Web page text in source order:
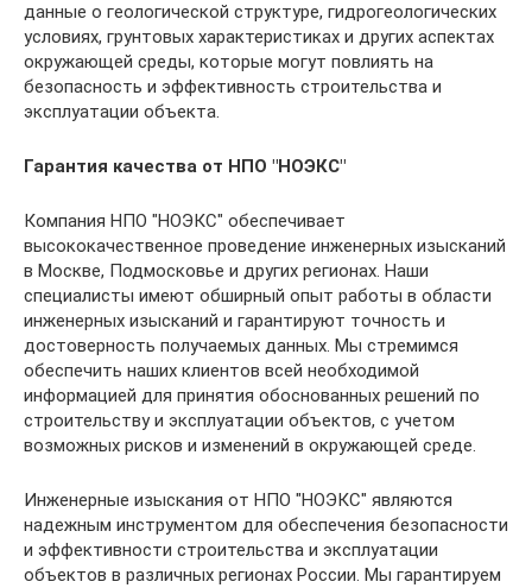
данные о геологической структуре, гидрогеологических
условиях, грунтовых характеристиках и других аспектах
окружающей среды, которые могут повлиять на
безопасность и эффективность строительства и
эксплуатации объекта.
Гарантия качества от НПО "НОЭКС"
Компания НПО "НОЭКС" обеспечивает
высококачественное проведение инженерных изысканий
в Москве, Подмосковье и других регионах. Наши
специалисты имеют обширный опыт работы в области
инженерных изысканий и гарантируют точность и
достоверность получаемых данных. Мы стремимся
обеспечить наших клиентов всей необходимой
информацией для принятия обоснованных решений по
строительству и эксплуатации объектов, с учетом
возможных рисков и изменений в окружающей среде.
Инженерные изыскания от НПО "НОЭКС" являются
надежным инструментом для обеспечения безопасности
и эффективности строительства и эксплуатации
объектов в различных регионах России. Мы гарантируем